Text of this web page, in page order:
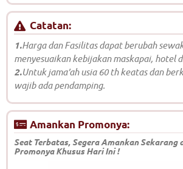
Catatan:
1.Harga dan Fasilitas dapat berubah
menyesuaikan kebijakan maskapai, hotel
2.Untuk jama’ah usia 60 th keatas dan
wajib ada pendamping.
Amankan Promonya:
Seat Terbatas, Segera Amankan Sekarang
Promonya Khusus Hari Ini !